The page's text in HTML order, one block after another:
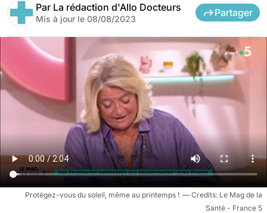
Par La rédaction d'Allo Docteurs
Mis à jour le 08/08/2023
Partager
Protégez-vous du soleil, même au printemps !
Le Mag de la
Santé - France 5